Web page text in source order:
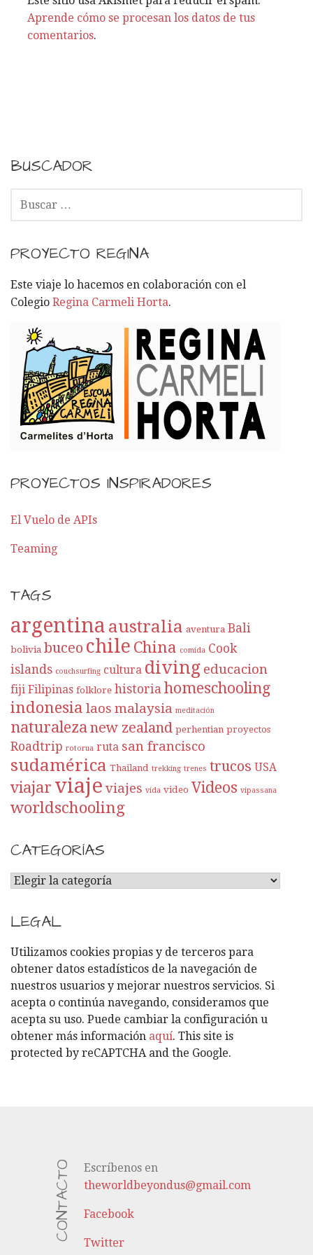
Aprende cómo se procesan los datos de tus
comentarios.
BUSCADOR
C
R
:
PROYECTO REGINA
Este viaje lo hacemos en colaboración con el
Colegio Regina Carmeli Horta.
PROYECTOS INSPIRADORES
El Vuelo de APIs
Teaming
TAGS
argentina australia aventura Bali
bolivia buceo chile China comida Cook
islands couchsurfing cultura diving educacion
fiji Filipinas folklore historia homeschooling
indonesia laos malaysia meditación
naturalezanew zealand perhentian proyectos
Roadtrip rotorua ruta san francisco
sudamérica Thailand trekking trenes trucos USA
viajar viaje viajes vida video Videos vipassana
worldschooling
CATEGORÍAS
C
T
E
G
O
R
Í
A
S
LEGAL
Utilizamos cookies propias y de terceros para
obtener datos estadísticos de la navegación de
nuestros usuarios y mejorar nuestros servicios. Si
acepta o continúa navegando, consideramos que
acepta su uso. Puede cambiar la configuración u
obtener más información aquí. This site is
protected by reCAPTCHA and the Google.
CONTACTO
Escríbenos en
theworldbeyondus@gmail.com
Facebook
Twitter